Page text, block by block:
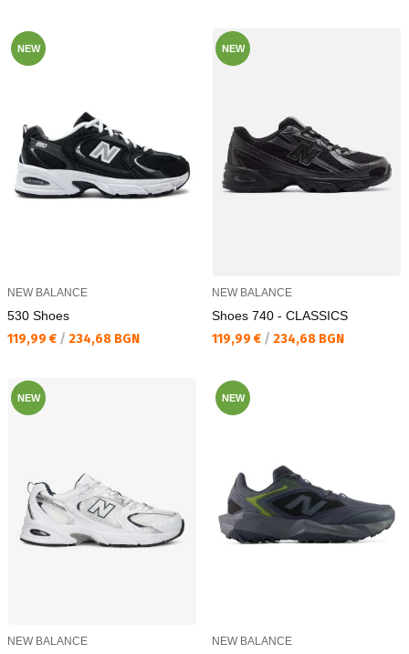
NEW
NEW BALANCE
530 Shoes
Текуща цена:
119,99 € / 234,68 BGN
NEW
NEW BALANCE
Shoes 740 - CLASSICS
Текуща цена:
119,99 € / 234,68 BGN
NEW
NEW BALANCE
NEW
NEW BALANCE